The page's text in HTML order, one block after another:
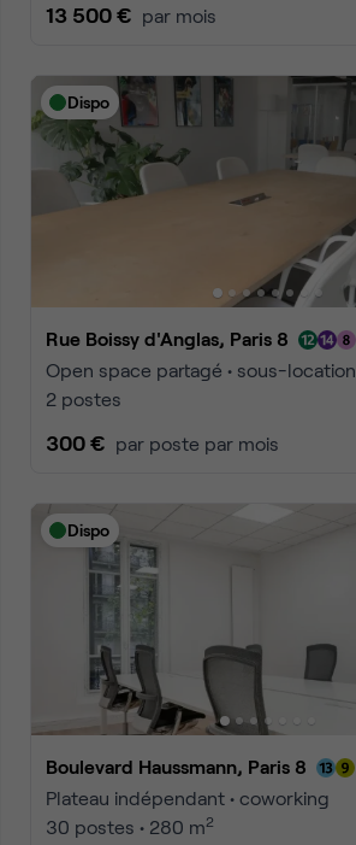
13 500 € par mois
Dispo
Rue Boissy d'Anglas, Paris 8
Open space partagé • sous-location
2 postes
300 € par poste par mois
Dispo
Boulevard Haussmann, Paris 8
Plateau indépendant • coworking
30 postes • 280 m2